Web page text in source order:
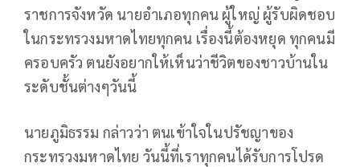
ราชการจังหวัด​ นายอำเภอทุกคน ผู้ใหญ่​ ผู้รับผิดชอบ
ในกระทรวงมหาดไทยทุกคน เรื่องนี้ต้องหยุด ทุกคนมี
ครอบครัว ตนยังอยากให้เห็นว่าชีวิตของชาวบ้านใน
ระดับชั้นต่างๆวันนี้
นายภูมิธรรม กล่าวว่า ตนเข้าใจในปรัชญาของ
กระทรวงมหาดไทย วันนี้ที่เราทุกคนได้รับการโปรด